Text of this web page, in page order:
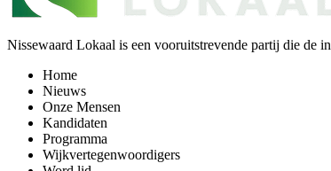
Nissewaard Lokaal is een vooruitstrevende partij die de
Home
Nieuws
Onze Mensen
Kandidaten
Programma
Wijkvertegenwoordigers